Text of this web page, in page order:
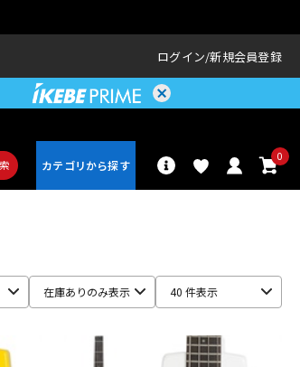
ログイン 新規会員登録
0
エフェクター
在庫ありのみ表示 40 件表示